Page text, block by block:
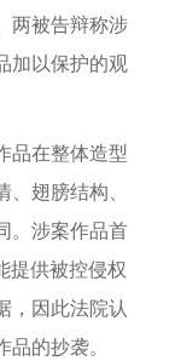
两被告辩称涉
加以保护的观
在整体造型
翅膀结构、
。涉案作品首
提供被控侵权
，因此法院认
的抄袭。